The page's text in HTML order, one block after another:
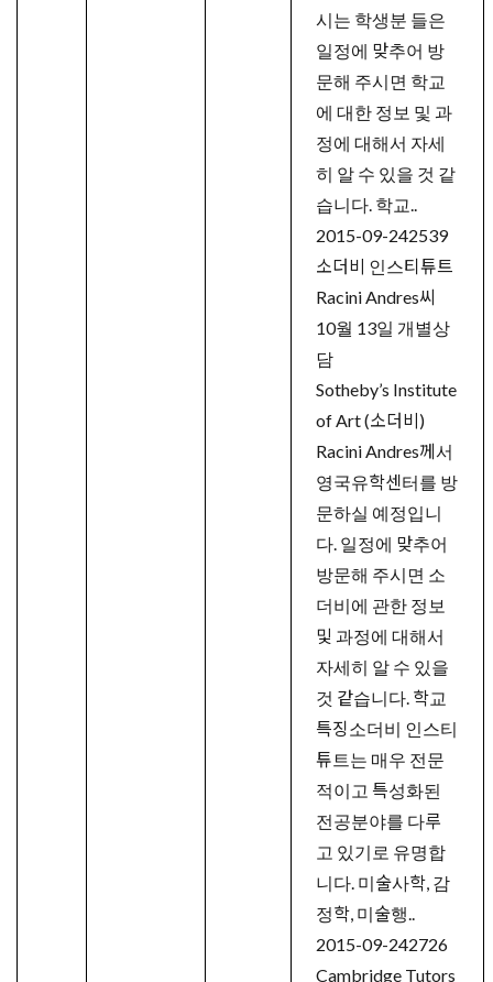
시는 학생분 들은
일정에 맞추어 방
문해 주시면 학교
에 대한 정보 및 과
정에 대해서 자세
히 알 수 있을 것 같
습니다. 학교..
2015-09-242539
소더비 인스티튜트
Racini Andres씨
10월 13일 개별상
담
Sotheby’s Institute
of Art (소더비)
Racini Andres께서
영국유학센터를 방
문하실 예정입니
다. 일정에 맞추어
방문해 주시면 소
더비에 관한 정보
및 과정에 대해서
자세히 알 수 있을
것 같습니다. 학교
특징소더비 인스티
튜트는 매우 전문
적이고 특성화된
전공분야를 다루
고 있기로 유명합
니다. 미술사학, 감
정학, 미술행..
2015-09-242726
Cambridge Tutors